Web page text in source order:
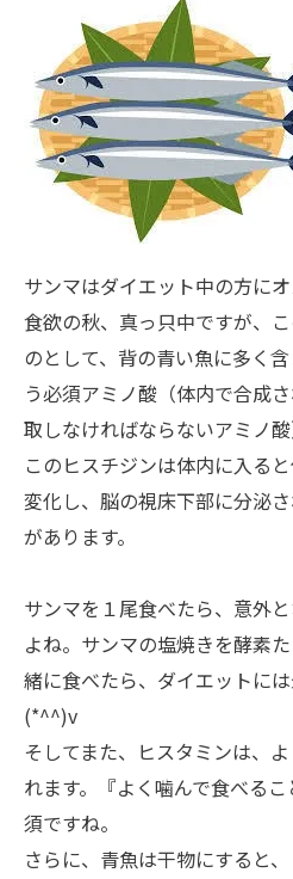
サンマはダイエット中の方にオ
食欲の秋、真っ只中ですが、
のとして、背の青い魚に多く
う必須アミノ酸（体内で合成
取しなければならないアミノ酸
このヒスチジンは体内に入る
変化し、脳の視床下部に分泌
があります。
サンマを１尾食べたら、意外
よね。サンマの塩焼きを酵素
緒に食べたら、ダイエットに
(*^^)v
そしてまた、ヒスタミンは、
れます。『よく噛んで食べる
須ですね。
さらに、青魚は干物にすると